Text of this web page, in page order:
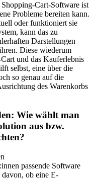
Cart-Software ist
Probleme bereiten kann.
oder funktioniert sie
kann das zu
Darstellungen
Diese wiederum
und das Kauferlebnis
selbst, eine über die
so genau auf die
des Warenkorbs
Wie wählt man
aus bzw.
passende Software
ob eine E-